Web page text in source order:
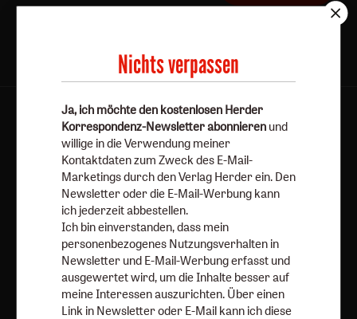
AGB und Widerrufsbelehrung
Datenschutz
Barrierefreiheit
Impressum
Vertrag widerrufen Abo online kündigen
Nichts verpassen
Ja, ich möchte den kostenlosen Herder
Korrespondenz-Newsletter abonnieren und
willige in die Verwendung meiner
Kontaktdaten zum Zweck des E-Mail-
Marketings durch den Verlag Herder ein. Den
Newsletter oder die E-Mail-Werbung kann
ich jederzeit abbestellen.
Ich bin einverstanden, dass mein
personenbezogenes Nutzungsverhalten in
Newsletter und E-Mail-Werbung erfasst und
ausgewertet wird, um die Inhalte besser auf
meine Interessen auszurichten. Über einen
Link in Newsletter oder E-Mail kann ich diese